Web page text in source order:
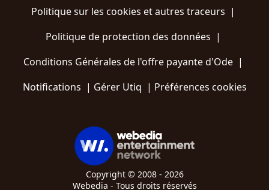
Politique sur les cookies et autres traceurs |
Politique de protection des données |
Conditions Générales de l'offre payante d'Ode |
Notifications | Gérer Utiq | Préférences cookies
Copyright © 2008 - 2026
Webedia - Tous droits réservés